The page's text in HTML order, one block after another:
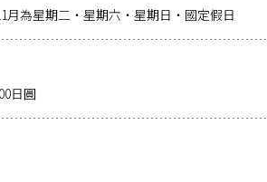
為星期二・星期六・星期日・國定假日
日圓